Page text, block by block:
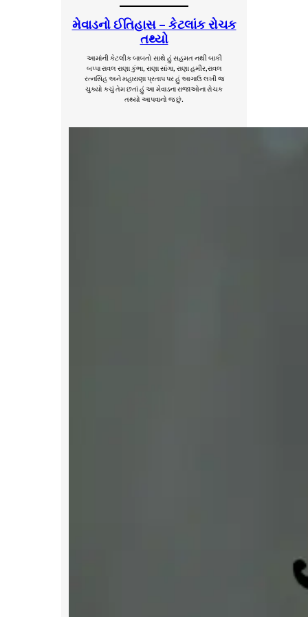
મેવાડનો ઈતિહાસ – કેટલાંક રોચક
તથ્યો
આમાંની કેટલીક બાબતો સાથે હું સહમત નથી બાકી
બપ્પા રાવલ રાણા કુંભા, રાણા સાંગા, રાણા હમીર,રાવલ
રત્નસિંહ અને મહારાણા પ્રતાપ પર હું આગાઉ લખી જ
ચુક્યો કચું તેમ છતાં હું આ મેવાડના રાજાઓના રોચક
તથ્યો આપવાનો જ છું.